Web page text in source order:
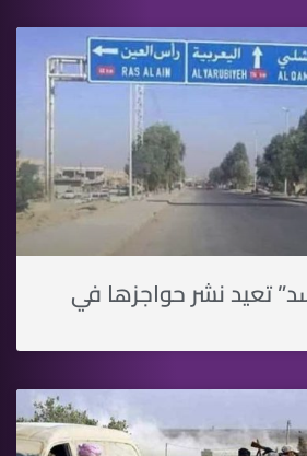
تعيد نشر حواجزها في